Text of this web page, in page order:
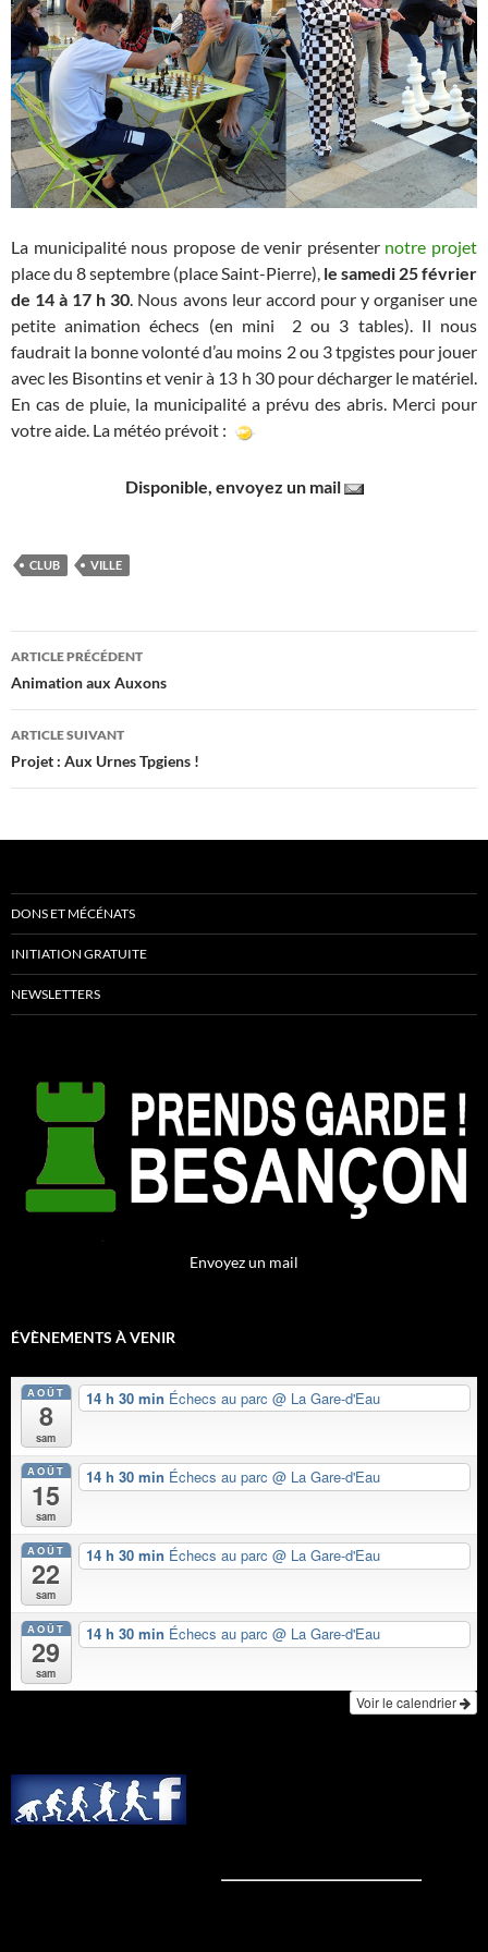
La municipalité nous propose de venir présenter notre projet
place du 8 septembre (place Saint-Pierre), le samedi 25 février
de 14 à 17 h 30 . Nous avons leur accord pour y organiser une
petite animation échecs (en mini 2 ou 3 tables). Il nous
faudrait la bonne volonté d’au moins 2 ou 3 tpgistes pour jouer
avec les Bisontins et venir à 13 h 30 pour décharger le matériel.
En cas de pluie, la municipalité a prévu des abris. Merci pour
votre aide. La météo prévoit :
Disponible, envoyez un mail
CLUB VILLE
Navigation
des
articles
ARTICLE PRÉCÉDENT
Animation aux Auxons
ARTICLE SUIVANT
Projet : Aux Urnes Tpgiens !
DONS ET MÉCÉNATS
INITIATION GRATUITE
NEWSLETTERS
Envoyez un mail
ÉVÈNEMENTS À VENIR
AOÛT
8
sam
14 h 30 min Échecs au parc @ La Gare-d'Eau
AOÛT
15
sam
14 h 30 min Échecs au parc @ La Gare-d'Eau
AOÛT
22
sam
14 h 30 min Échecs au parc @ La Gare-d'Eau
AOÛT
29
sam
14 h 30 min Échecs au parc @ La Gare-d'Eau
Voir le calendrier